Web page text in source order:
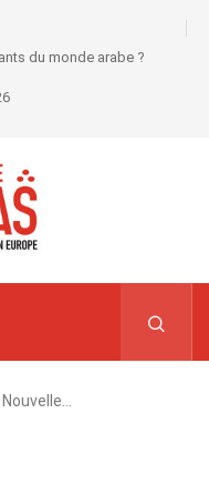
du monde arabe ?